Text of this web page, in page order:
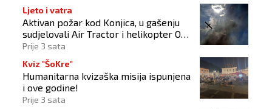
Ljeto i vatra
Aktivan požar kod Konjica, u gašenju
sudjelovali Air Tractor i helikopter OS-
a BiH
Prije 3 sata
Kviz "ŠoKre"
Humanitarna kvizaška misija ispunjena
i ove godine!
Prije 3 sata